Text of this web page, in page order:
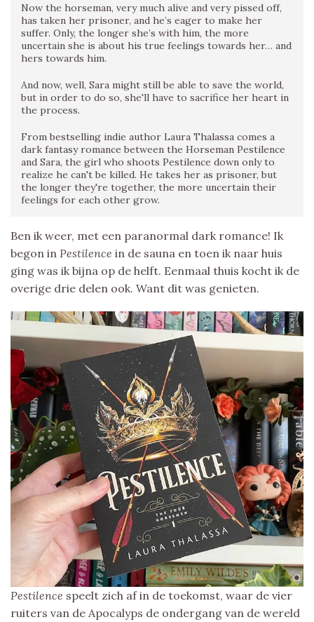
Now the horseman, very much alive and very pissed off,
has taken her prisoner, and he’s eager to make her
suffer. Only, the longer she’s with him, the more
uncertain she is about his true feelings towards her… and
hers towards him.
And now, well, Sara might still be able to save the world,
but in order to do so, she'll have to sacrifice her heart in
the process.
From bestselling indie author Laura Thalassa comes a
dark fantasy romance between the Horseman Pestilence
and Sara, the girl who shoots Pestilence down only to
realize he can't be killed. He takes her as prisoner, but
the longer they're together, the more uncertain their
feelings for each other grow.
Ben ik weer, met een paranormal dark romance! Ik
begon in Pestilence in de sauna en toen ik naar huis
ging was ik bijna op de helft. Eenmaal thuis kocht ik de
overige drie delen ook. Want dit was genieten.
Pestilence speelt zich af in de toekomst, waar de vier
ruiters van de Apocalyps de ondergang van de wereld